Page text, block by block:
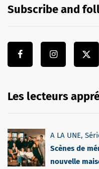
Subscribe and
Les lecteurs
A LA UNE,
Scènes de
nouvelle